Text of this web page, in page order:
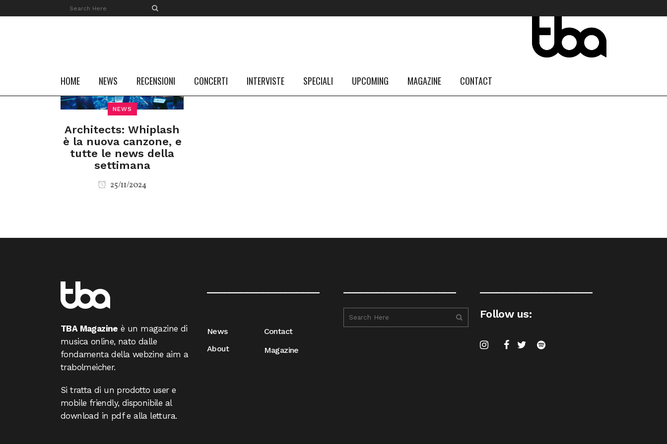
HOME NEWS RECENSIONI CONCERTI INTERVISTE SPECIALI UPCOMING MAGAZINE CONTACT
NEWS
Architects: Whiplash
è la nuova canzone, e
tutte le news della
settimana
25/11/2024
FOLLOW US #TBA
INSTAGRAM FEED
TBA Magazine è un magazine di
musica online, nato dalle
fondamenta della webzine aim a
trabolmeicher.
Si tratta di un prodotto user e
mobile friendly, disponibile al
download in pdf e alla lettura.
News
About
Contact
Magazine
Follow us: